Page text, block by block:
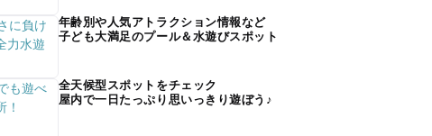
年齢別や人気アトラクション情報など
子ども大満足のプール＆水遊びスポット
全天候型スポットをチェック
屋内で一日たっぷり思いっきり遊ぼう♪